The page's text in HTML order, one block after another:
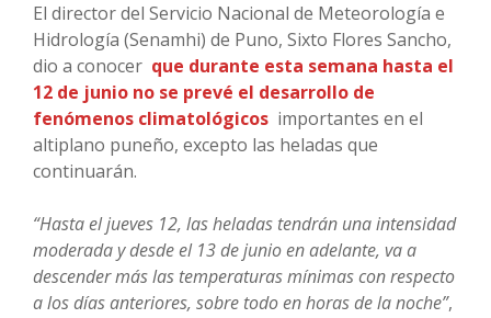
El director del Servicio Nacional de Meteorología e
Hidrología (Senamhi) de Puno, Sixto Flores Sancho,
dio a conocer que durante esta semana hasta el
12 de junio no se prevé el desarrollo de
fenómenos climatológicos importantes en el
altiplano puneño, excepto las heladas que
continuarán.
“Hasta el jueves 12, las heladas tendrán una intensidad
moderada y desde el 13 de junio en adelante, va a
descender más las temperaturas mínimas con respecto
a los días anteriores, sobre todo en horas de la noche”,